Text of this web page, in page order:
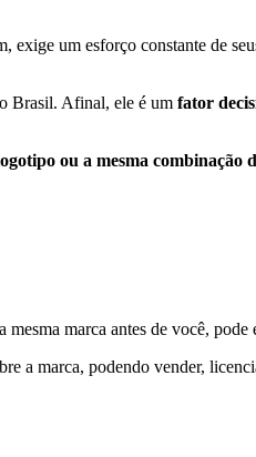
um esforço constante de
Brasil. Afinal, ele é um fator
ou a mesma combinação
marca antes de você,
a marca, podendo vender,